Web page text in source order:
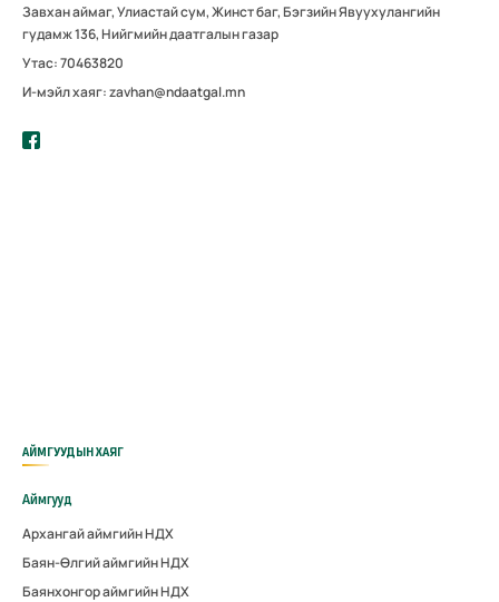
Завхан аймаг, Улиастай сум, Жинст баг, Бэгзийн Явуухулангийн
гудамж 136, Нийгмийн даатгалын газар
Утас: 70463820
И-мэйл хаяг: zavhan@ndaatgal.mn
АЙМГУУДЫН ХАЯГ
Аймгууд
Архангай аймгийн НДХ
Баян-Өлгий аймгийн НДХ
Баянхонгор аймгийн НДХ